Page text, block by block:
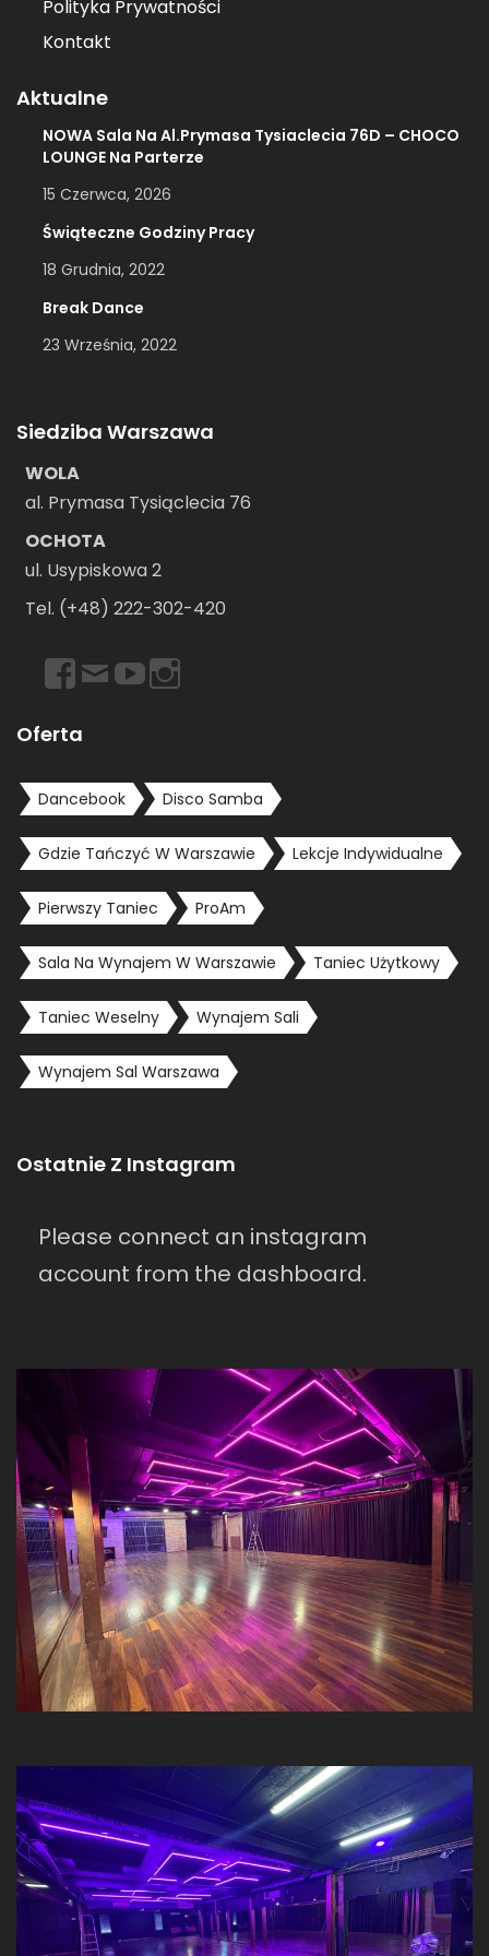
Polityka Prywatności
Kontakt
Aktualne
NOWA Sala Na Al.Prymasa Tysiaclecia 76D – CHOCO
LOUNGE Na Parterze
15 Czerwca, 2026
Świąteczne Godziny Pracy
18 Grudnia, 2022
Break Dance
23 Września, 2022
Siedziba Warszawa
WOLA
al. Prymasa Tysiąclecia 76
OCHOTA
ul. Usypiskowa 2
Tel. (+48) 222-302-420
https://www.facebook.com/dancebookwarszawa
Emailhttps://www.youtube.com/user/dancebookpl
Oferta
Dancebook Disco Samba
Gdzie Tańczyć W Warszawie Lekcje Indywidualne
Pierwszy Taniec ProAm
Sala Na Wynajem W Warszawie Taniec Użytkowy
Taniec Weselny Wynajem Sali
Wynajem Sal Warszawa
Ostatnie Z Instagram
Please connect an instagram
account from the dashboard.